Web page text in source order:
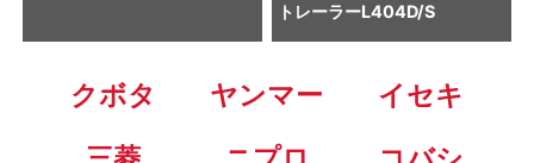
トレーラーL404D/S
クボタ ヤンマー
イセキ